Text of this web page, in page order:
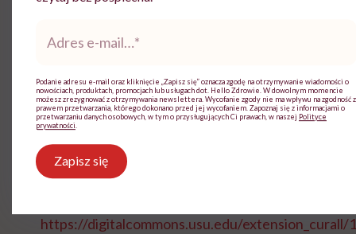
przez 8 godzin.
Bibliografia:
https://digitalcommons.usu.edu/extension_curall/
mail*
Podanie adresu e-mail oraz kliknięcie „Zapisz się” oznacza zgodę na otrzymywanie wiadomości o
nowościach, produktach, promocjach lub usługach dot. Hello Zdrowie. W dowolnym momencie
możesz zrezygnować z otrzymywania newslettera. Wycofanie zgody nie ma wpływu na zgodność z
prawem przetwarzania, którego dokonano przed jej wycofaniem. Zapoznaj się z informacjami o
przetwarzaniu danych osobowych, w tym o przysługujących Ci prawach, w naszej Polityce
prywatności
Zapisz się